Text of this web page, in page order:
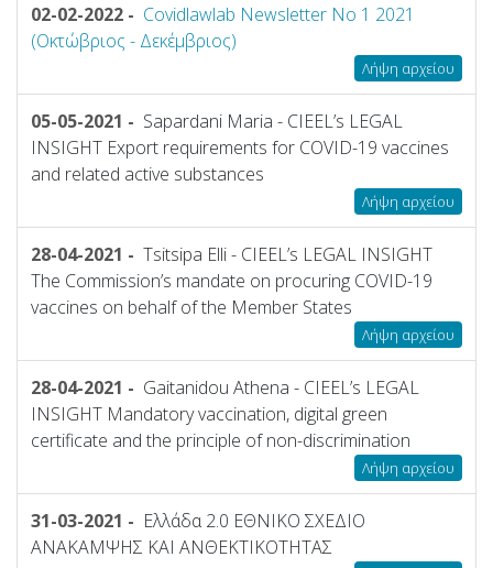
02-02-2022 - Covidlawlab Newsletter No 1 2021
(Οκτώβριος - Δεκέμβριος)
Λήψη αρχείου
05-05-2021 - Sapardani Maria - CIEEL’s LEGAL
INSIGHT Export requirements for COVID-19 vaccines
and related active substances
Λήψη αρχείου
28-04-2021 - Tsitsipa Elli - CIEEL’s LEGAL INSIGHT
The Commission’s mandate on procuring COVID-19
vaccines on behalf of the Member States
Λήψη αρχείου
28-04-2021 - Gaitanidou Athena - CIEEL’s LEGAL
INSIGHT Mandatory vaccination, digital green
certificate and the principle of non-discrimination
Λήψη αρχείου
31-03-2021 - Ελλάδα 2.0 ΕΘΝΙΚΟ ΣΧΕΔΙΟ
ΑΝΑΚΑΜΨΗΣ ΚΑΙ ΑΝΘΕΚΤΙΚΟΤΗΤΑΣ